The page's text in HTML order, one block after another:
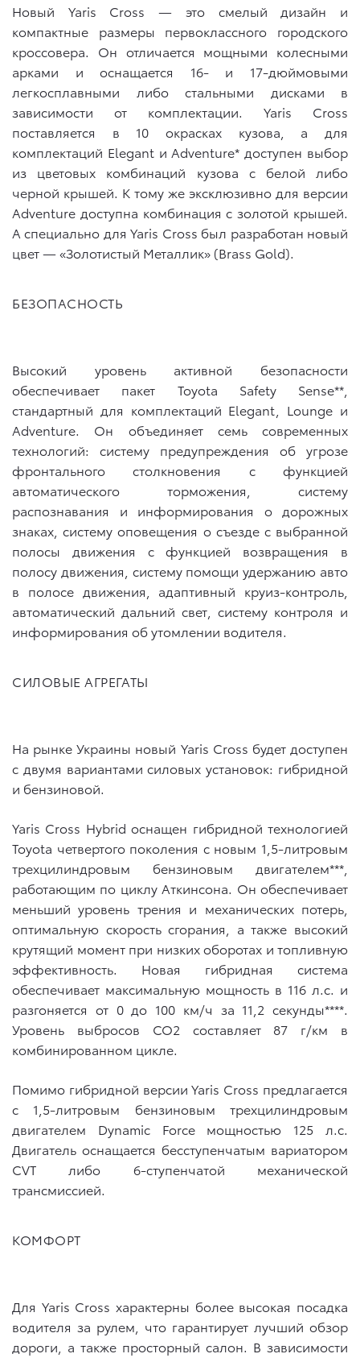
Новый Yaris Cross — это смелый дизайн и
компактные размеры первоклассного городского
кроссовера. Он отличается мощными колесными
арками и оснащается 16- и 17-дюймовыми
легкосплавными либо стальными дисками в
зависимости от комплектации. Yaris Cross
поставляется в 10 окрасках кузова, а для
комплектаций Elegant и Adventure* доступен выбор
из цветовых комбинаций кузова с белой либо
черной крышей. К тому же эксклюзивно для версии
Adventure доступна комбинация с золотой крышей.
А специально для Yaris Cross был разработан новый
цвет — «Золотистый Металлик» (Brass Gold).
БЕЗОПАСНОСТЬ
Высокий уровень активной безопасности
обеспечивает пакет Toyota Safety Sense**,
стандартный для комплектаций Elegant, Lounge и
Adventure. Он объединяет семь современных
технологий: сиcтему предупреждения об угрозе
фронтального столкновения с функцией
автоматического торможения, систему
распознавания и информирования о дорожных
знаках, систему оповещения о съезде с выбранной
полосы движения с функцией возвращения в
полосу движения, систему помощи удержанию авто
в полосе движения, адаптивный круиз-контроль,
автоматический дальний свет, систему контроля и
информирования об утомлении водителя.
СИЛОВЫЕ АГРЕГАТЫ
На рынке Украины новый Yaris Cross будет доступен
с двумя вариантами силовых установок: гибридной
и бензиновой.
Yaris Cross Hybrid оснащен гибридной технологией
Toyota четвертого поколения с новым 1,5-литровым
трехцилиндровым бензиновым двигателем***,
работающим по циклу Аткинсона. Он обеспечивает
меньший уровень трения и механических потерь,
оптимальную скорость сгорания, а также высокий
крутящий момент при низких оборотах и топливную
эффективность. Новая гибридная система
обеспечивает максимальную мощность в 116 л.с. и
разгоняется от 0 до 100 км/ч за 11,2 секунды****.
Уровень выбросов CO2 составляет 87 г/км в
комбинированном цикле.
Помимо гибридной версии Yaris Cross предлагается
с 1,5-литровым бензиновым трехцилиндровым
двигателем Dynamic Force мощностью 125 л.с.
Двигатель оснащается бесступенчатым вариатором
СVT либо 6-ступенчатой механической
трансмиссией.
КОМФОРТ
Для Yaris Cross характерны более высокая посадка
водителя за рулем, что гарантирует лучший обзор
дороги, а также просторный салон. В зависимости